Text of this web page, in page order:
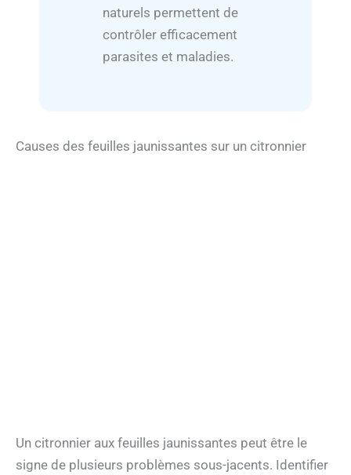
naturels permettent de
contrôler efficacement
parasites et maladies.
Causes des feuilles jaunissantes sur un citronnier
Un citronnier aux feuilles jaunissantes peut être le
signe de plusieurs problèmes sous-jacents. Identifier